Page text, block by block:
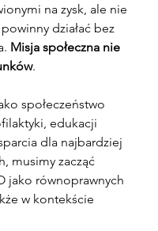
na zysk, ale nie
działać bez
Misja społeczna nie
.
społeczeństwo
edukacji
dla najbardziej
musimy zacząć
jako równoprawnych
w kontekście